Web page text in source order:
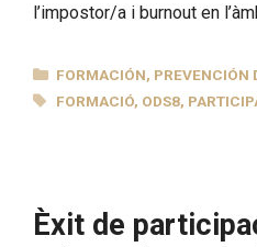
l’impostor/a i burnout en
CATEGORÍAS
FORMACIÓN, PREVENCIÓN
ETIQUETAS
FORMACIÓ, ODS8,
Èxit de